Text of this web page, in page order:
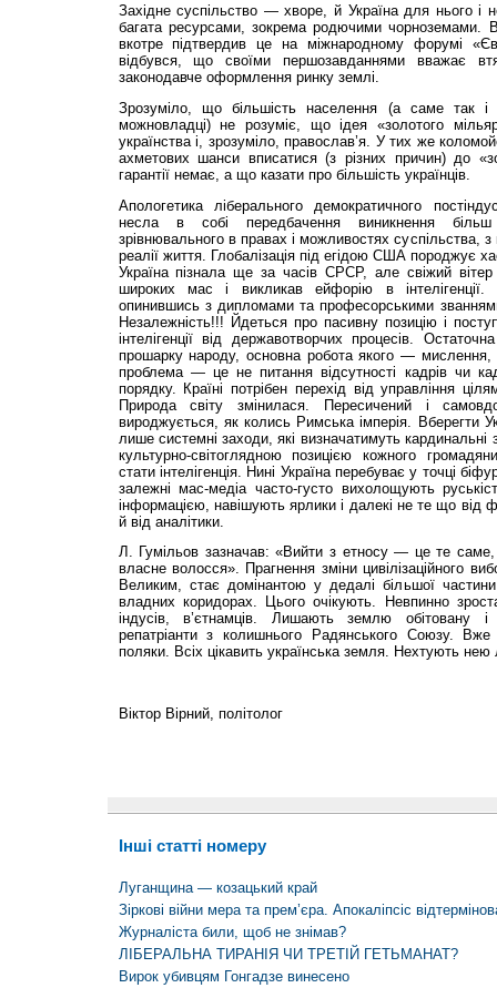
Західне суспільство — хворе, й Україна для нього і
багата ресурсами, зокрема родючими чорноземами.
вкотре підтвердив це на міжнародному форумі
відбувся, що своїми першозавданнями вважає
законодавче оформлення ринку землі.
Зрозуміло, що більшість населення (а саме так
можновладці) не розуміє, що ідея «золотого
українства і, зрозуміло, православ’я. У тих же
ахметових шанси вписатися (з різних причин) до
гарантії немає, а що казати про більшість українців.
Апологетика ліберального демократичного
несла в собі передбачення виникнення більш
зрівнювального в правах і можливостях суспільства,
реалії життя. Глобалізація під егідою США породжує
Україна пізнала ще за часів СРСР, але свіжий
широких мас і викликав ейфорію в
опинившись з дипломами та професорськими
Незалежність!!! Йдеться про пасивну позицію і
інтелігенції від державотворчих процесів.
прошарку народу, основна робота якого —
проблема — це не питання відсутності кадрів чи
порядку. Країні потрібен перехід від управління
Природа світу змінилася. Пересичений і
вироджується, як колись Римська імперія. Вберегти
лише системні заходи, які визначатимуть кардинальні
культурно-світоглядною позицією кожного
стати інтелігенція. Нині Україна перебуває у точці
залежні мас-медіа часто-густо вихолощують
інформацією, навішують ярлики і далекі не те що від
й від аналітики.
Л. Гумільов зазначав: «Вийти з етносу — це те
власне волосся». Прагнення зміни цивілізаційного
Великим, стає домінантою у дедалі більшої
владних коридорах. Цього очікують. Невпинно
індусів, в’єтнамців. Лишають землю обітовану
репатріанти з колишнього Радянського Союзу. Вже
поляки. Всіх цікавить українська земля. Нехтують
Віктор Вірний, політолог
Інші статті номеру
Луганщина — козацький край
Зіркові війни мера та прем’єра. Апокаліпсіс
Журналіста били, щоб не знімав?
ЛІБЕРАЛЬНА ТИРАНІЯ ЧИ ТРЕТІЙ ГЕТЬМАНАТ?
Вирок убивцям Гонгадзе винесено